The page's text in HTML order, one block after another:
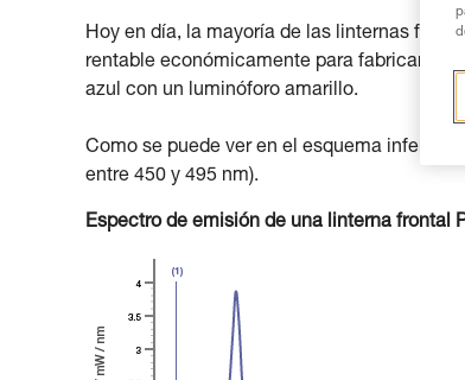
Hoy en día, la mayoría de las linternas
rentable económicamente para fabricar
azul con un luminóforo amarillo.
Como se puede ver en el esquema inferior,
entre 450 y 495 nm).
Espectro de emisión de una linterna frontal